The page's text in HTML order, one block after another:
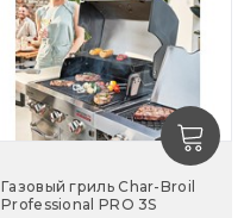
Газовый гриль Char-Broil
Professional PRO 3S